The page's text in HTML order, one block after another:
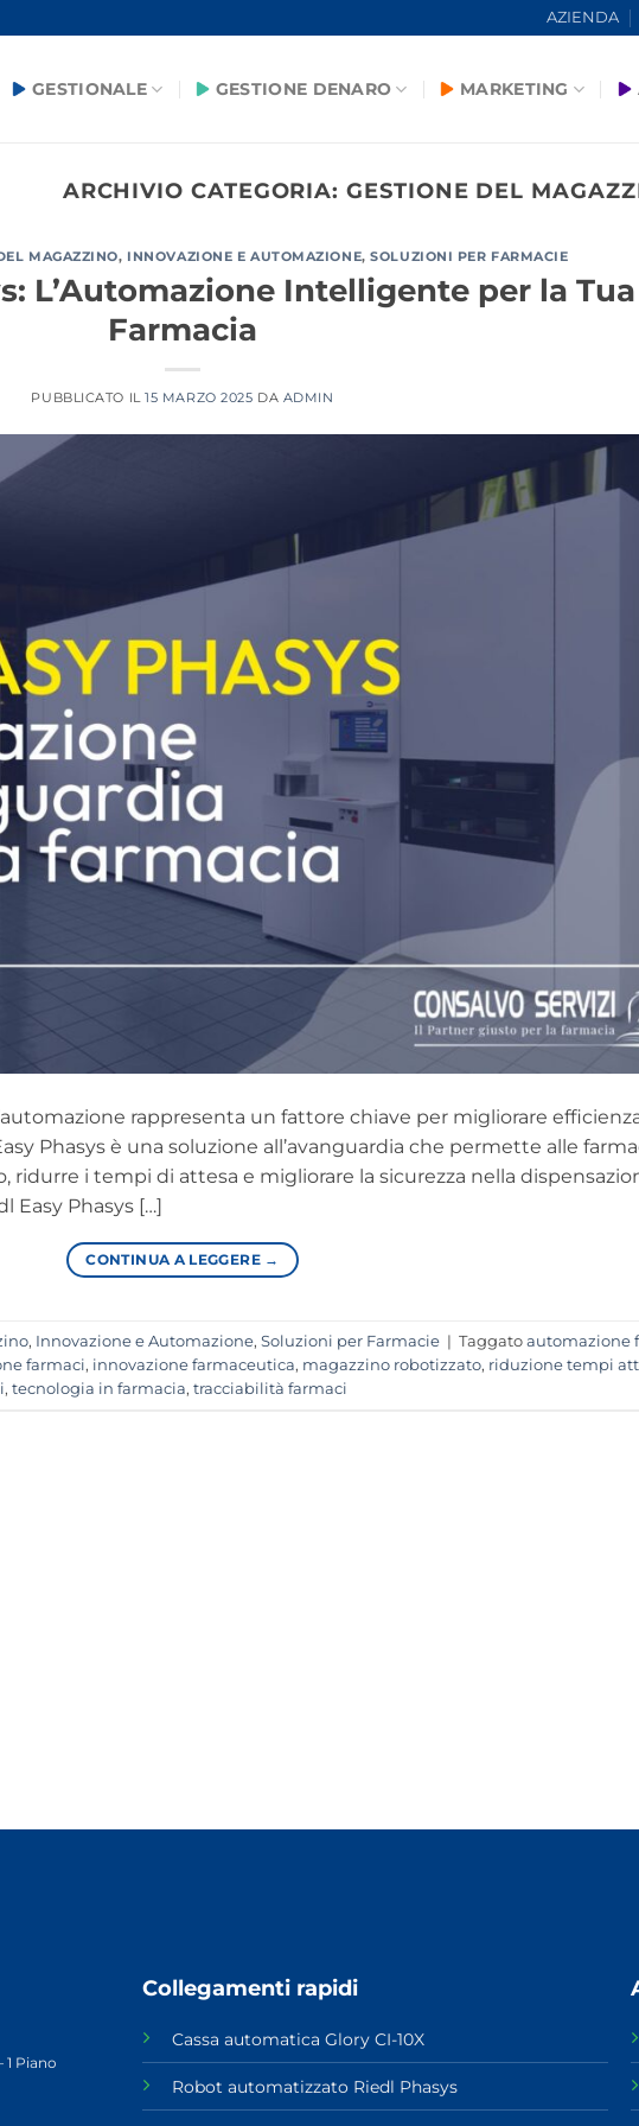
AZIENDA
GESTIONALE GESTIONE DENARO MARKETING
ARCHIVIO CATEGORIA:GESTIONE DEL
MAGAZZINO, INNOVAZIONE E AUTOMAZIONE,SOLUZIONI PER FARMACIE
L’Automazione Intelligente per la Tua
Farmacia
PUBBLICATO IL15 MARZO 2025 DA ADMIN
rappresenta un fattore chiave per migliorare
Phasys è una soluzione all’avanguardia che permette alle
ridurre i tempi di attesa e migliorare la sicurezza nella
Easy Phasys […]
CONTINUA A LEGGERE →
, Innovazione e Automazione, Soluzioni per Farmacie | Taggato automazione
farmaci, innovazione farmaceutica, magazzino robotizzato, riduzione tempi
, tecnologia in farmacia, tracciabilità farmaci
1 Piano
Collegamenti rapidi
Cassa automatica Glory CI-10X
Robot automatizzato Riedl Phasys